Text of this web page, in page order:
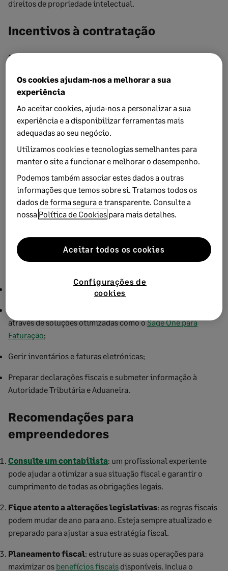
direitos de propriedade intelectual.
Incentivos à contratação
Empresas que contratem trabalhadores de grupos mais
ou desempregados de longa duração) podem beneficiar de
reduções na TSU. Além disso, existem apoios financeiros
diretos através de programas como o Contrato-Emprego.
Dedutibilidade de despesas
Determinadas despesas, como investimentos em I&D e
formação profissional, são dedutíveis e majoráveis no IRC,
o que reduz a carga fiscal.
Ferramentas para a gestão fiscal
Manter a agenda fiscal organizada é essencial. O uso de
software de gestão e contabilidadepode ser uma
Controlar despesas e receitas;
através de soluções otimizadas como oSage One para
Faturação;
Gerir inventários e faturas eletrónicas;
Preparar declarações fiscais e submeter informação à
Autoridade Tributária e Aduaneira.
Recomendações para
empreendedores
Consulte um contabilista: um profissional experiente
pode ajudar a otimizar a sua situação fiscal e garantir o
cumprimento de todas as obrigações legais.
Fique atento a alterações legislativas: as regras fiscais
podem mudar de ano para ano. Esteja sempre atualizado e
preparado para ajustar a sua estratégia fiscal.
Planeamento fiscal: estruture as suas operações para
maximizar os benefícios fiscais disponíveis. Inclua o
Os cookies ajudam‑nos a melhorar a sua
experiência
Ao aceitar cookies, ajuda‑nos a personalizar a sua
experiência e a disponibilizar ferramentas mais
adequadas ao seu negócio.
Utilizamos cookies e tecnologias semelhantes para
manter o site a funcionar e melhorar o desempenho.
Podemos também associar estes dados a outras
informações que temos sobre si. Tratamos todos os
dados de forma segura e transparente. Consulte a
nossa Política de Cookies para mais detalhes.
Configurações de
cookies
Aceitar todos os cookies